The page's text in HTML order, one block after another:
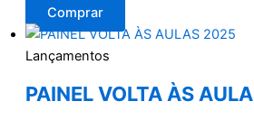
Comprar
Lançamentos
PAINEL VOLTA ÀS